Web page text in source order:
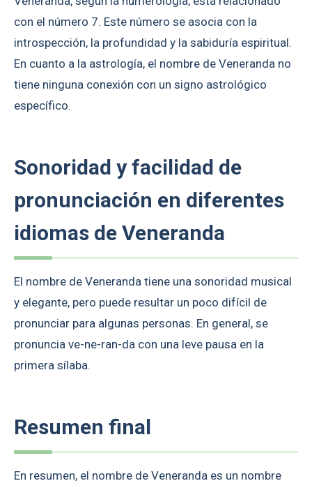
con el número 7. Este número se asocia con la
introspección, la profundidad y la sabiduría espiritual.
En cuanto a la astrología, el nombre de Veneranda no
tiene ninguna conexión con un signo astrológico
específico.
Sonoridad y facilidad de
pronunciación en diferentes
idiomas de Veneranda
El nombre de Veneranda tiene una sonoridad musical
y elegante, pero puede resultar un poco difícil de
pronunciar para algunas personas. En general, se
pronuncia ve-ne-ran-da con una leve pausa en la
primera sílaba.
Resumen final
En resumen, el nombre de Veneranda es un nombre